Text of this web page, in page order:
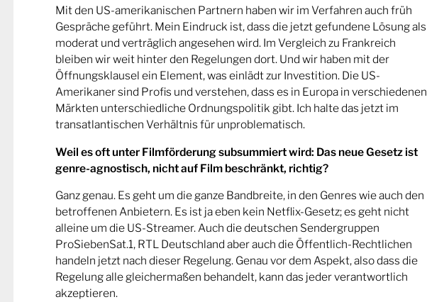
Mit den US-amerikanischen Partnern haben wir im Verfahren auch früh
Gespräche geführt. Mein Eindruck ist, dass die jetzt gefundene Lösung als
moderat und verträglich angesehen wird. Im Vergleich zu Frankreich
bleiben wir weit hinter den Regelungen dort. Und wir haben mit der
Öffnungsklausel ein Element, was einlädt zur Investition. Die US-
Amerikaner sind Profis und verstehen, dass es in Europa in verschiedenen
Märkten unterschiedliche Ordnungspolitik gibt. Ich halte das jetzt im
transatlantischen Verhältnis für unproblematisch.
Weil es oft unter Filmförderung subsummiert wird: Das neue Gesetz ist
genre-agnostisch, nicht auf Film beschränkt, richtig?
Ganz genau. Es geht um die ganze Bandbreite, in den Genres wie auch den
betroffenen Anbietern. Es ist ja eben kein Netflix-Gesetz; es geht nicht
alleine um die US-Streamer. Auch die deutschen Sendergruppen
ProSiebenSat.1, RTL Deutschland aber auch die Öffentlich-Rechtlichen
handeln jetzt nach dieser Regelung. Genau vor dem Aspekt, also dass die
Regelung alle gleichermaßen behandelt, kann das jeder verantwortlich
akzeptieren.